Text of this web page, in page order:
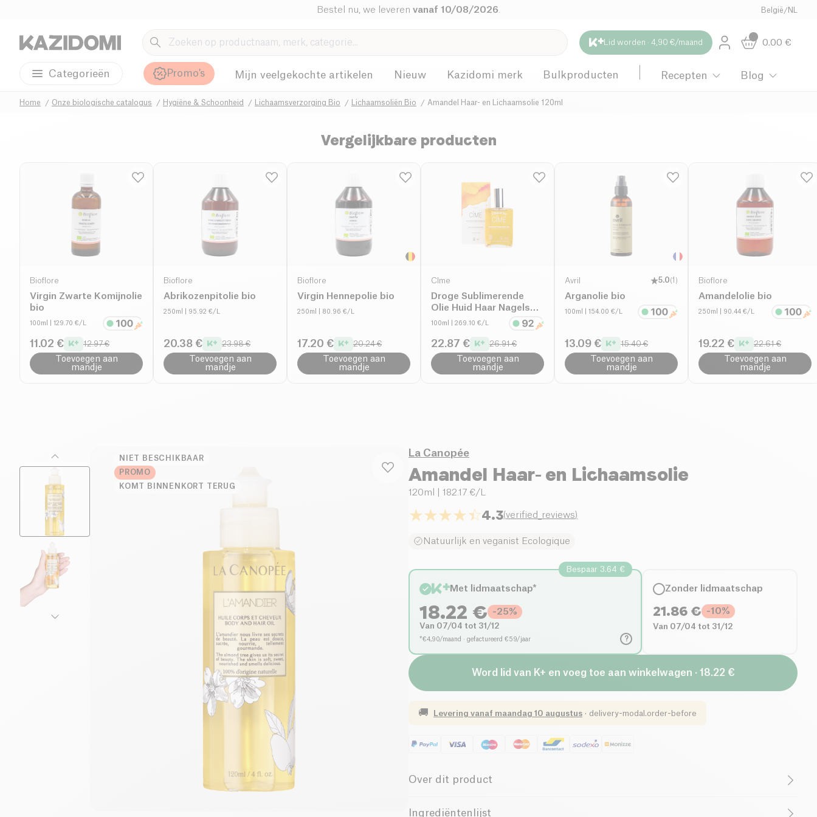
Bestel nu, we leveren vanaf 10/08/2026 België /NL
Lid worden · 4,90 €/maand 0.00 €
Categorieën Promo's Mijn veelgekochte artikelen Nieuw Kazidomi merk Bulkproducten Recepten Blog
Home Onze biologische catalogus Hygiëne & Schoonheid Lichaamsverzorging Bio Lichaamsoliën Bio Amandel Haar- en Lichaamsolie 120ml
Vergelijkbare producten
Bioflore
Virgin Zwarte Komijnolie
bio
100ml | 129.70 €/L
11.02 € 12.97 €
Toevoegen aan
mandje
Bioflore
Abrikozenpitolie bio
250ml | 95.92 €/L
20.38 € 23.98 €
Toevoegen aan
mandje
Bioflore
Virgin Hennepolie bio
250ml | 80.96 €/L
17.20 € 20.24 €
Toevoegen aan
mandje
CÎme
Droge Sublimerende
Olie Huid Haar Nagels
bio
100ml | 269.10 €/L
22.87 € 26.91 €
Toevoegen aan
mandje
Avril 5.0(1 )
Arganolie bio
100ml | 154.00 €/L
13.09 € 15.40 €
Toevoegen aan
mandje
Bioflore
Amandelolie bio
250ml | 90.44 €/L
19.22 € 22.61 €
Toevoegen aan
mandje
NIET BESCHIKBAAR
PROMO
KOMT BINNENKORT TERUG
La Canopée
Amandel Haar- en Lichaamsolie
120ml | 182.17 €/L
4.3(verified_reviews)
Natuurlijk en veganist Ecologique
?
Bespaar 3.64 €
Met lidmaatschap*
18.22 € -25%
Van 07/04 tot 31/12
*€4,90/maand · gefactureerd €59/jaar
Zonder lidmaatschap
21.86 € -10%
Van 07/04 tot 31/12
Word lid van K+ en voeg toe aan winkelwagen · 18.22 €
🚚 Levering vanaf maandag 10 augustus · delivery-modal.order-before
Over dit product
Vegan Vegetarisch
Ingrediëntenlijst